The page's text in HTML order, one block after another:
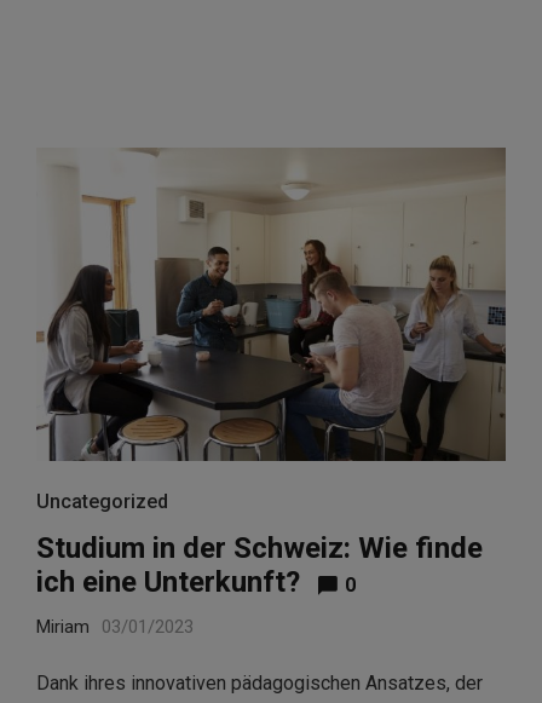
Uncategorized
Studium in der Schweiz: Wie finde
ich eine Unterkunft?
0
Miriam 03/01/2023
Dank ihres innovativen pädagogischen Ansatzes, der